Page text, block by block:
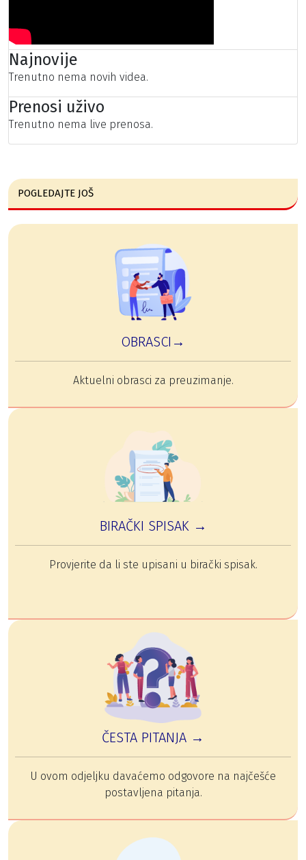
Najnovije
Trenutno nema novih videa.
Prenosi uživo
Trenutno nema live prenosa.
POGLEDAJTE JOŠ
OBRASCI→
Aktuelni obrasci za preuzimanje.
BIRAČKI SPISAK →
Provjerite da li ste upisani u birački spisak.
ČESTA PITANJA →
U ovom odjeljku davaćemo odgovore na najčešće
postavljena pitanja.